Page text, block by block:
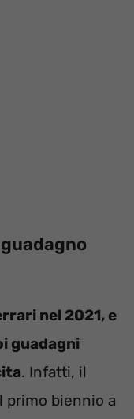
nel 2021, e
guadagni
. Infatti, il
primo biennio a